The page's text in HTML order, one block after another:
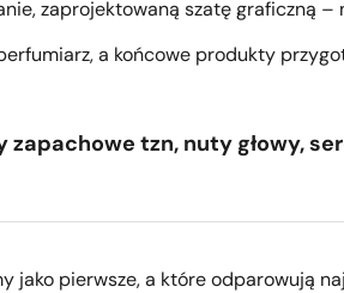
zaprojektowaną szatę graficzną
a końcowe produkty
tzn, nuty głowy,
jako pierwsze, a które odparowują